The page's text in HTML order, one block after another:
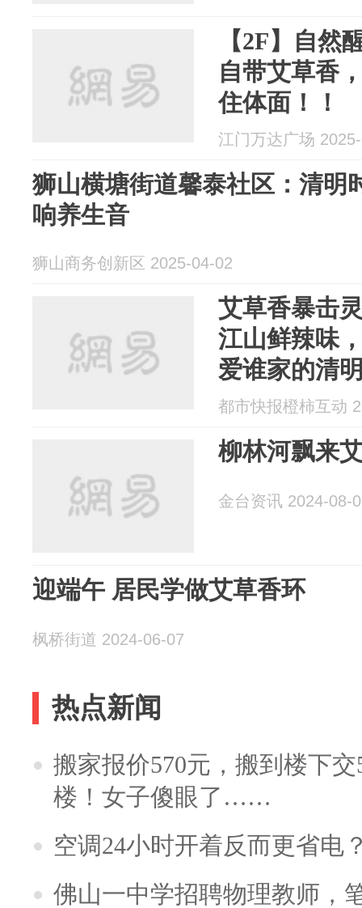
【2F】自然
自带艾草香
住体面！！
江门万达广场
狮山横塘街道馨泰社区：清明
响养生音
狮山商务创新区 2025-04-02
艾草香暴击
江山鲜辣味
爱谁家的清
都市快报橙柿互动
柳林河飘来
金台资讯 2024-08-
迎端午 居民学做艾草香环
枫桥街道 2024-06-07
热点新闻
搬家报价570元，搬到楼下
楼！女子傻眼了……
空调24小时开着反而更省电
佛山一中学招聘物理教师，